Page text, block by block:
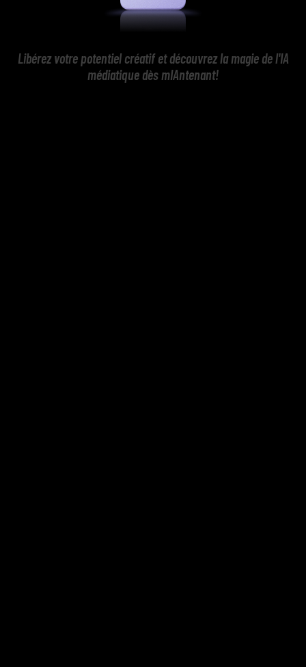
Libérez votre potentiel créatif et découvrez la magie de l'IA
médiatique dès mIAntenant!